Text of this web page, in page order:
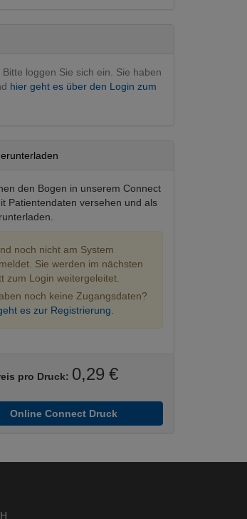
loggen Sie sich ein. Sie haben
hier geht es über den Login zum
den Bogen in unserem Connect
Patientendaten versehen und als
noch nicht am System
Sie werden im nächsten
zum Login weitergeleitet.
noch keine Zugangsdaten?
es zur Registrierung.
pro Druck: 0,29 €
Online Connect Druck